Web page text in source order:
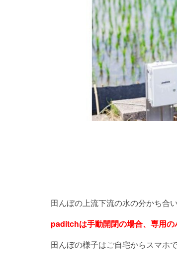
田んぼの上流下流の水の分かち合
paditchは手動開閉の場合、専用の
田んぼの様子はご自宅からスマホ